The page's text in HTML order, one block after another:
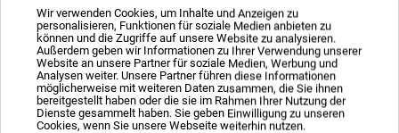
Wir verwenden Cookies, um Inhalte und Anzeigen zu
personalisieren, Funktionen für soziale Medien anbieten zu
können und die Zugriffe auf unsere Website zu analysieren.
Außerdem geben wir Informationen zu Ihrer Verwendung unserer
Website an unsere Partner für soziale Medien, Werbung und
Analysen weiter. Unsere Partner führen diese Informationen
möglicherweise mit weiteren Daten zusammen, die Sie ihnen
bereitgestellt haben oder die sie im Rahmen Ihrer Nutzung der
Dienste gesammelt haben. Sie geben Einwilligung zu unseren
Cookies, wenn Sie unsere Webseite weiterhin nutzen.
Veranstaltungsdatum
25. Jul. 2026
10:30 - 16:30 Uhr